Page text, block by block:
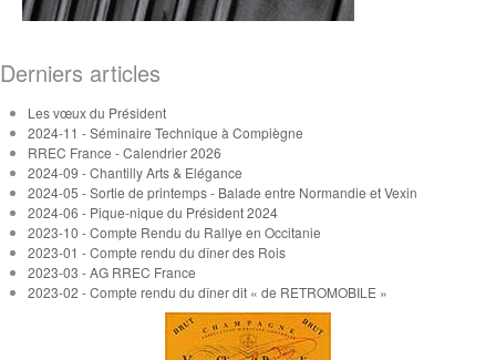
Derniers articles
Les vœux du Président
2024-11 - Séminaire Technique à Compiègne
RREC France - Calendrier 2026
2024-09 - Chantilly Arts & Elégance
2024-05 - Sortie de printemps - Balade entre Normandie et Vexin
2024-06 - Pique-nique du Président 2024
2023-10 - Compte Rendu du Rallye en Occitanie
2023-01 - Compte rendu du dîner des Rois
2023-03 - AG RREC France
2023-02 - Compte rendu du dîner dit « de RETROMOBILE »